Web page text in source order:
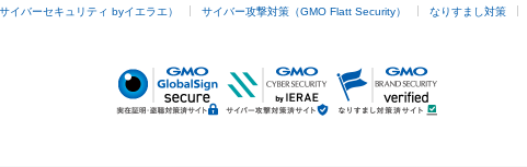
イバーセキュリティ byイエラエ） サイバー攻撃対策（GMO Flatt Security） なりすまし対策